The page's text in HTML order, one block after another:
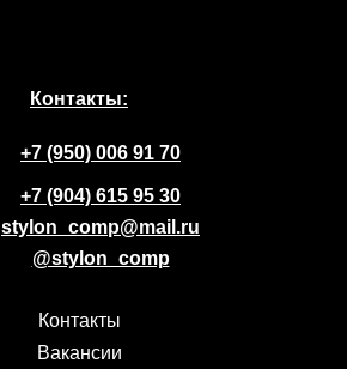
Контакты:
+7 (950) 006 91 70
+7 (904) 615 95 30
stylon_comp@mail.ru
@stylon_comp
Контакты
Вакансии